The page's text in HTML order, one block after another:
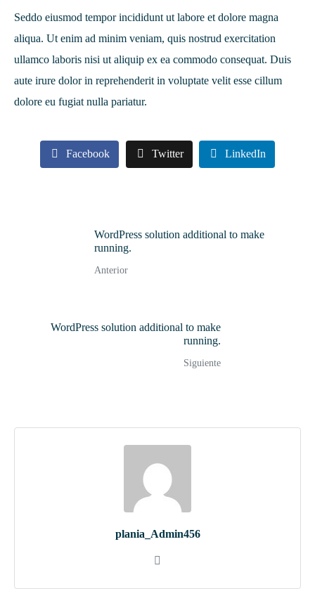
Seddo eiusmod tempor incididunt ut labore et dolore magna
aliqua. Ut enim ad minim veniam, quis nostrud exercitation
ullamco laboris nisi ut aliquip ex ea commodo consequat. Duis
aute irure dolor in reprehenderit in voluptate velit esse cillum
dolore eu fugiat nulla pariatur.
Facebook Twitter LinkedIn
WordPress solution additional to make
running.
Anterior
WordPress solution additional to make
running.
Siguiente
plania_Admin456